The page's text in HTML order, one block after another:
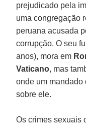
prejudicado pela
uma congregação
peruana acusada
corrupção. O seu
anos), mora em
Vaticano, mas
onde um mandado
sobre ele.
Os crimes sexuais